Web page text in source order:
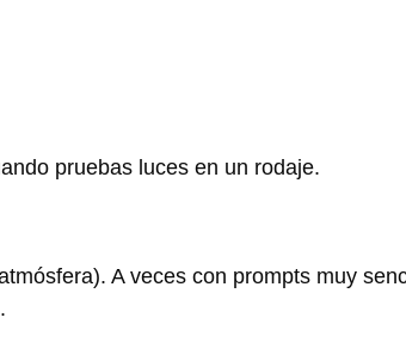
pruebas luces en un rodaje.
A veces con prompts muy